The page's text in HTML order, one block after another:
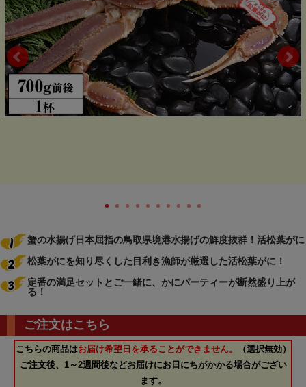
蟹の水揚げ日本屈指の鳥取県境港水揚げの鮮度抜群！活松葉がに
松葉がにを知り尽くした目利き漁師が厳選した活松葉がに！
定番の満足セットとご一緒に、かにパーティーが断然盛り上が
る！
ご注文はこちら
こちらの商品はお届け希望日を承ることができません。
（選択無効）
ご注文後、 1～2週間後などお届けにお日にちがかかる場合がござい
ます。